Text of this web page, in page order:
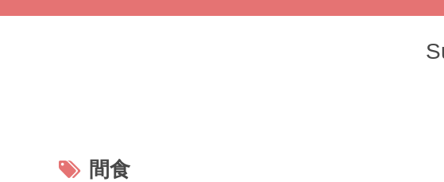
間食